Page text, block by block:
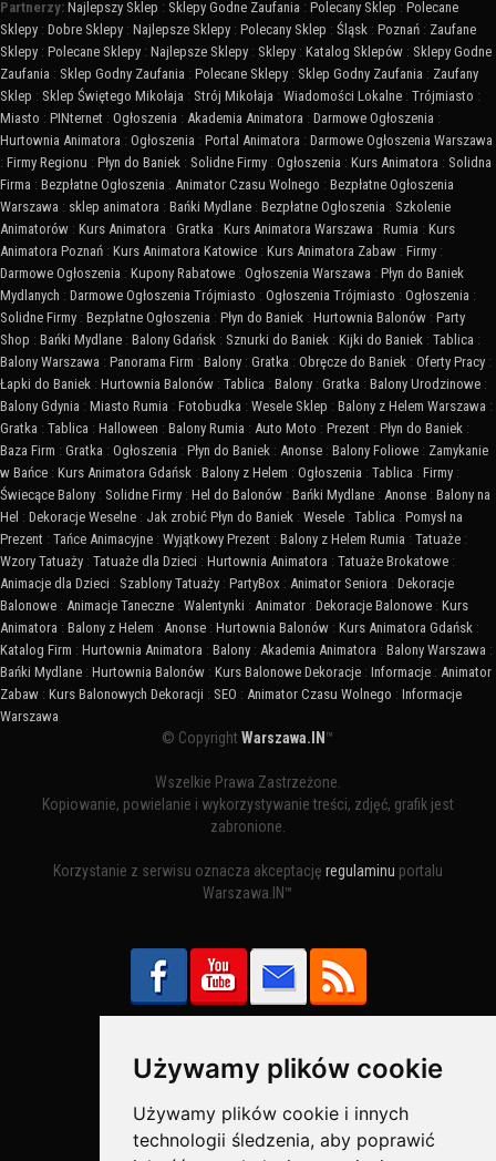
Używamy plików cookie
Używamy plików cookie i innych
technologii śledzenia, aby poprawić
Partnerzy: Najlepszy Sklep : Sklepy Godne Zaufania : Polecany Sklep : Polecane
Sklepy : Dobre Sklepy : Najlepsze Sklepy : Polecany Sklep : Śląsk : Poznań : Zaufane
Sklepy : Polecane Sklepy : Najlepsze Sklepy : Sklepy : Katalog Sklepów : Sklepy Godne
Zaufania : Sklep Godny Zaufania : Polecane Sklepy : Sklep Godny Zaufania : Zaufany
Sklep : Sklep Świętego Mikołaja : Strój Mikołaja : Wiadomości Lokalne : Trójmiasto :
Miasto : PINternet : Ogłoszenia : Akademia Animatora : Darmowe Ogłoszenia :
Hurtownia Animatora : Ogłoszenia : Portal Animatora : Darmowe Ogłoszenia Warszawa
: Firmy Regionu : Płyn do Baniek : Solidne Firmy : Ogłoszenia : Kurs Animatora : Solidna
Firma : Bezpłatne Ogłoszenia : Animator Czasu Wolnego : Bezpłatne Ogłoszenia
Warszawa : sklep animatora : Bańki Mydlane : Bezpłatne Ogłoszenia : Szkolenie
Animatorów : Kurs Animatora : Gratka : Kurs Animatora Warszawa : Rumia : Kurs
Animatora Poznań : Kurs Animatora Katowice : Kurs Animatora Zabaw : Firmy :
Darmowe Ogłoszenia : Kupony Rabatowe : Ogłoszenia Warszawa : Płyn do Baniek
Mydlanych : Darmowe Ogłoszenia Trójmiasto : Ogłoszenia Trójmiasto : Ogłoszenia :
Solidne Firmy : Bezpłatne Ogłoszenia : Płyn do Baniek : Hurtownia Balonów : Party
Shop : Bańki Mydlane : Balony Gdańsk : Sznurki do Baniek : Kijki do Baniek : Tablica :
Balony Warszawa : Panorama Firm : Balony : Gratka : Obręcze do Baniek : Oferty Pracy :
Łapki do Baniek : Hurtownia Balonów : Tablica : Balony : Gratka : Balony Urodzinowe :
Balony Gdynia : Miasto Rumia : Fotobudka : Wesele Sklep : Balony z Helem Warszawa :
Gratka : Tablica : Halloween : Balony Rumia : Auto Moto : Prezent : Płyn do Baniek :
Baza Firm : Gratka : Ogłoszenia : Płyn do Baniek : Anonse : Balony Foliowe : Zamykanie
w Bańce : Kurs Animatora Gdańsk : Balony z Helem : Ogłoszenia : Tablica : Firmy :
Świecące Balony : Solidne Firmy : Hel do Balonów : Bańki Mydlane : Anonse : Balony na
Hel : Dekoracje Weselne : Jak zrobić Płyn do Baniek : Wesele : Tablica : Pomysł na
Prezent : Tańce Animacyjne : Wyjątkowy Prezent : Balony z Helem Rumia : Tatuaże :
Wzory Tatuaży : Tatuaże dla Dzieci : Hurtownia Animatora : Tatuaże Brokatowe :
Animacje dla Dzieci : Szablony Tatuaży : PartyBox : Animator Seniora : Dekoracje
Balonowe : Animacje Taneczne : Walentynki : Animator : Dekoracje Balonowe : Kurs
Animatora : Balony z Helem : Anonse : Hurtownia Balonów : Kurs Animatora Gdańsk :
Katalog Firm : Hurtownia Animatora : Balony : Akademia Animatora : Balony Warszawa :
Bańki Mydlane : Hurtownia Balonów : Kurs Balonowe Dekoracje : Informacje : Animator
Zabaw : Kurs Balonowych Dekoracji : SEO : Animator Czasu Wolnego : Informacje
Warszawa
© CopyrightWarszawa.IN ™
Wszelkie Prawa Zastrzeżone.
Kopiowanie, powielanie i wykorzystywanie treści, zdjęć, grafik jest
zabronione.
Korzystanie z serwisu oznacza akceptację regulaminu portalu
Warszawa.IN™
Bezpieczne Płatności obsługuje: